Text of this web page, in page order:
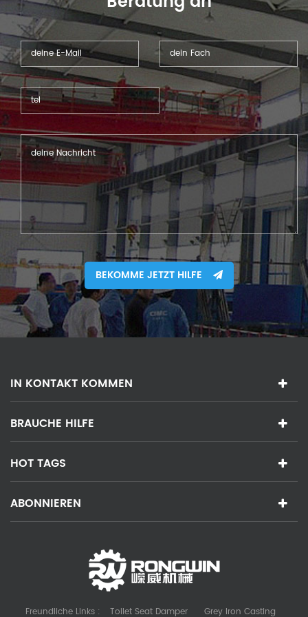
die benötigten Maschinen
und Formen individuell an
und erhalten Sie alles aus
einer Hand. Lösung. Diese
Linie umfasst eine
automatische
Zuführvorrichtung, eine
kundenspezifische
pneumatische Stanzpresse
JH21 und weitere
kundenspezifische
Komponenten. Formen für
verschiedene Werkstücke.
BEKOMME JETZT HILFE
IN KONTAKT KOMMEN
BRAUCHE HILFE
HOT TAGS
ABONNIEREN
Freundliche Links : Toilet Seat Damper Grey Iron Casting